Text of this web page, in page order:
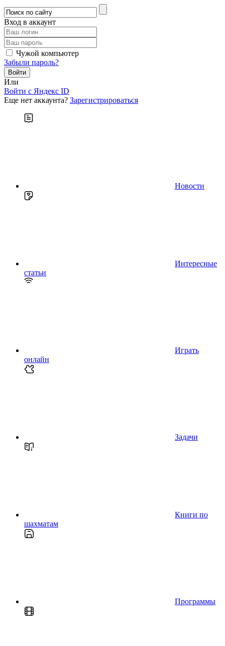
Вход в аккаунт
Чужой компьютер
Забыли пароль?
Или
Войти c Яндекс ID
Еще нет аккаунта? Зарегистрироваться
Новости
Интересные
статьи
Играть
онлайн
Задачи
Книги по
шахматам
Программы